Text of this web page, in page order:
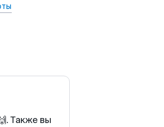
Также вы